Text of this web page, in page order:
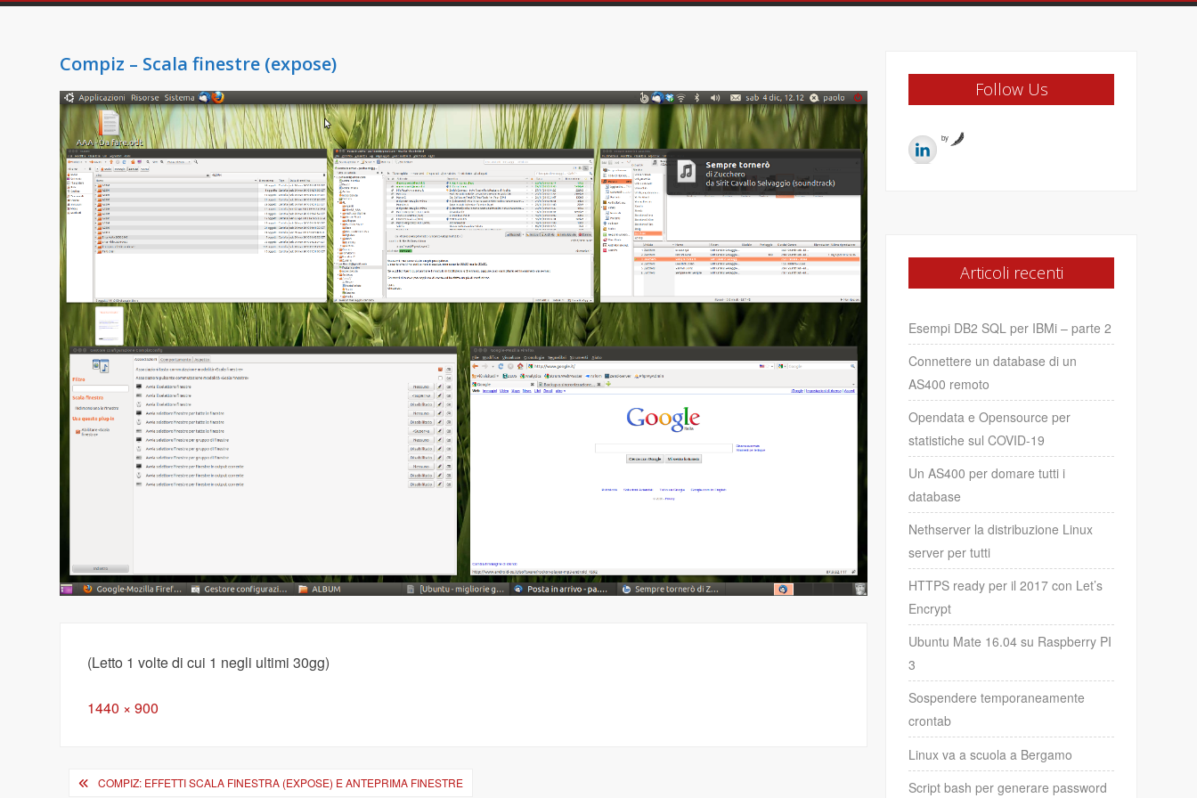
Compiz – Scala finestre (expose)
(Letto 1 volte di cui 1 negli ultimi 30gg)
Full
1440 × 900
Navigazione
COMPIZ: EFFETTI SCALA FINESTRA (EXPOSE) E ANTEPRIMA FINESTRE
Follow Us
by
Articoli recenti
Esempi DB2 SQL per IBMi – parte 2
Connettere un database di un
AS400 remoto
Opendata e Opensource per
statistiche sul COVID-19
Un AS400 per domare tutti i
database
Nethserver la distribuzione Linux
server per tutti
HTTPS ready per il 2017 con Let’s
Encrypt
Ubuntu Mate 16.04 su Raspberry PI
3
Sospendere temporaneamente
crontab
Linux va a scuola a Bergamo
Script bash per generare password